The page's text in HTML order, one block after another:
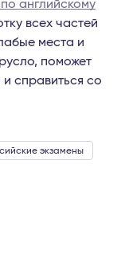
английскому
всех частей
места и
поможет
справиться со
экзамены